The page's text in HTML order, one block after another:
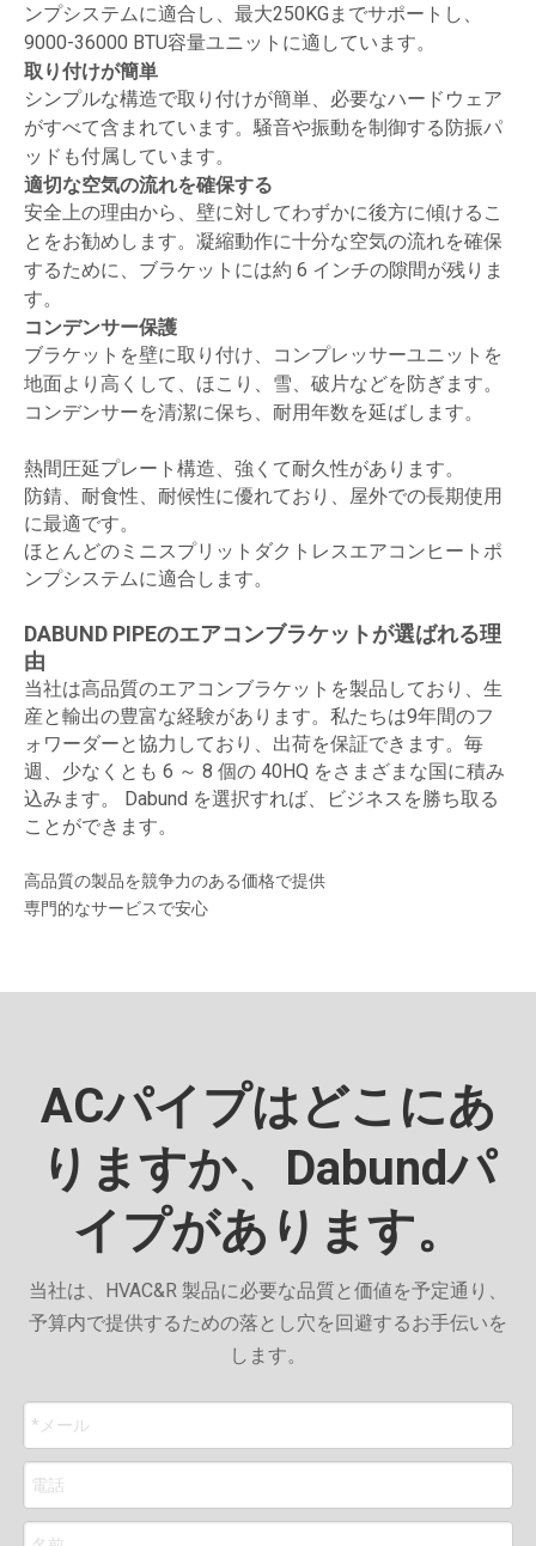
ンプシステムに適合し、最大250KGまでサポートし、
9000-36000 BTU容量ユニットに適しています。
取り付けが簡単
シンプルな構造で取り付けが簡単、必要なハードウェア
がすべて含まれています。騒音や振動を制御する防振パ
ッドも付属しています。
適切な空気の流れを確保する
安全上の理由から、壁に対してわずかに後方に傾けるこ
とをお勧めします。凝縮動作に十分な空気の流れを確保
するために、ブラケットには約 6 インチの隙間が残りま
す。
コンデンサー保護
ブラケットを壁に取り付け、コンプレッサーユニットを
地面より高くして、ほこり、雪、破片などを防ぎます。
コンデンサーを清潔に保ち、耐用年数を延ばします。
熱間圧延プレート構造、強くて耐久性があります。
防錆、耐食性、耐候性に優れており、屋外での長期使用
に最適です。
ほとんどのミニスプリットダクトレスエアコンヒートポ
ンプシステムに適合します。
DABUND PIPEのエアコンブラケットが選ばれる理
由
当社は高品質のエアコンブラケットを製品しており、生
産と輸出の豊富な経験があります。私たちは9年間のフ
ォワーダーと協力しており、出荷を保証できます。毎
週、少なくとも 6 ～ 8 個の 40HQ をさまざまな国に積み
込みます。 Dabund を選択すれば、ビジネスを勝ち取る
ことができます。
高品質の製品を競争力のある価格で提供
専門的なサービスで安心
ACパイプはどこにあ
りますか、Dabundパ
イプがあります。
当社は、HVAC&R 製品に必要な品質と価値を予定通り、
予算内で提供するための落とし穴を回避するお手伝いを
します。